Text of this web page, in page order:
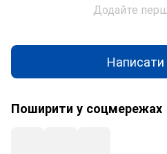
Додайте
Написати
Поширити у соцмережах